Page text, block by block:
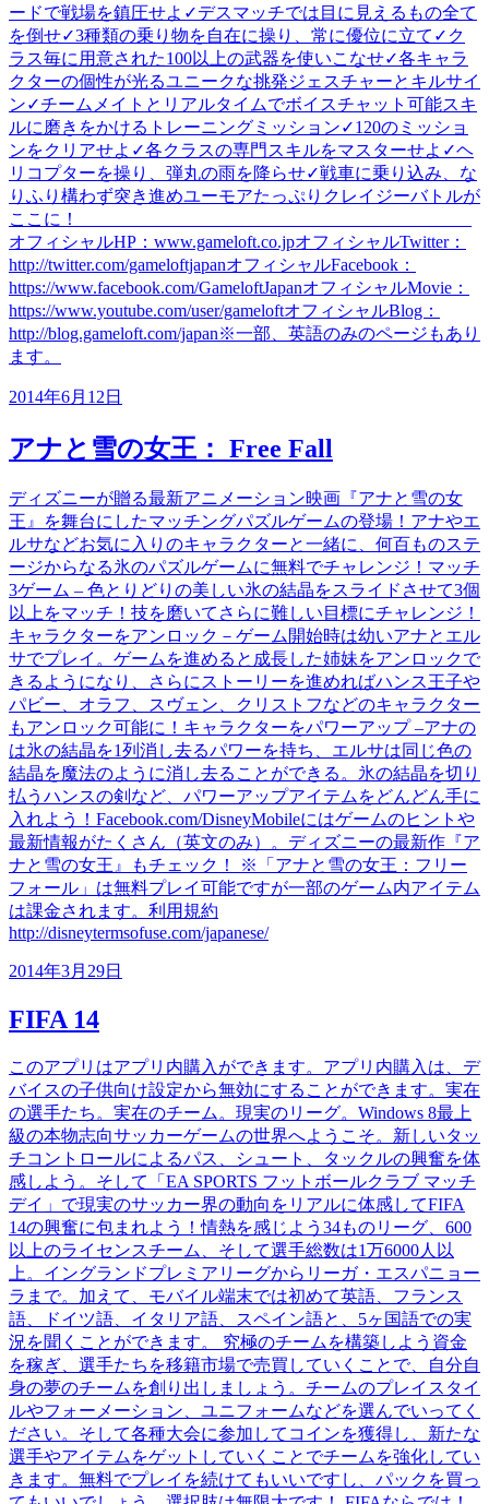
ードで戦場を鎮圧せよ✓デスマッチでは目に見えるもの全て
を倒せ✓3種類の乗り物を自在に操り、常に優位に立て✓ク
ラス毎に用意された100以上の武器を使いこなせ✓各キャラ
クターの個性が光るユニークな挑発ジェスチャーとキルサイ
ン✓チームメイトとリアルタイムでボイスチャット可能スキ
ルに磨きをかけるトレーニングミッション✓120のミッショ
ンをクリアせよ✓各クラスの専門スキルをマスターせよ✓ヘ
リコプターを操り、弾丸の雨を降らせ✓戦車に乗り込み、な
りふり構わず突き進めユーモアたっぷりクレイジーバトルが
ここに！_____________________________________________
オフィシャルHP：www.gameloft.co.jpオフィシャルTwitter：
http://twitter.com/gameloftjapanオフィシャルFacebook：
https://www.facebook.com/GameloftJapanオフィシャルMovie：
https://www.youtube.com/user/gameloftオフィシャルBlog：
http://blog.gameloft.com/japan※一部、英語のみのページもあり
ます。
2014年6月12日
アナと雪の女王： Free Fall
ディズニーが贈る最新アニメーション映画『アナと雪の女
王』を舞台にしたマッチングパズルゲームの登場！アナやエ
ルサなどお気に入りのキャラクターと一緒に、何百ものステ
ージからなる氷のパズルゲームに無料でチャレンジ！マッチ
3ゲーム – 色とりどりの美しい氷の結晶をスライドさせて3個
以上をマッチ！技を磨いてさらに難しい目標にチャレンジ！
キャラクターをアンロック－ゲーム開始時は幼いアナとエル
サでプレイ。ゲームを進めると成長した姉妹をアンロックで
きるようになり、さらにストーリーを進めればハンス王子や
パビー、オラフ、スヴェン、クリストフなどのキャラクター
もアンロック可能に！キャラクターをパワーアップ –アナの
は氷の結晶を1列消し去るパワーを持ち、エルサは同じ色の
結晶を魔法のように消し去ることができる。氷の結晶を切り
払うハンスの剣など、パワーアップアイテムをどんどん手に
入れよう！Facebook.com/DisneyMobileにはゲームのヒントや
最新情報がたくさん（英文のみ）。ディズニーの最新作『ア
ナと雪の女王』もチェック！ ※「アナと雪の女王：フリー
フォール」は無料プレイ可能ですが一部のゲーム内アイテム
は課金されます。利用規約
http://disneytermsofuse.com/japanese/
2014年3月29日
FIFA 14
このアプリはアプリ内購入ができます。アプリ内購入は、デ
バイスの子供向け設定から無効にすることができます。実在
の選手たち。実在のチーム。現実のリーグ。Windows 8最上
級の本物志向サッカーゲームの世界へようこそ。新しいタッ
チコントロールによるパス、シュート、タックルの興奮を体
感しよう。そして「EA SPORTS フットボールクラブ マッチ
デイ」で現実のサッカー界の動向をリアルに体感してFIFA
14の興奮に包まれよう！情熱を感じよう34ものリーグ、600
以上のライセンスチーム、そして選手総数は1万6000人以
上。イングランドプレミアリーグからリーガ・エスパニョー
ラまで。加えて、モバイル端末では初めて英語、フランス
語、ドイツ語、イタリア語、スペイン語と、5ヶ国語での実
況を聞くことができます。 究極のチームを構築しよう資金
を稼ぎ、選手たちを移籍市場で売買していくことで、自分自
身の夢のチームを創り出しましょう。チームのプレイスタイ
ルやフォーメーション、ユニフォームなどを選んでいってく
ださい。そして各種大会に参加してコインを獲得し、新たな
選手やアイテムをゲットしていくことでチームを強化してい
きます。無料でプレイを続けてもいいですし、パックを買っ